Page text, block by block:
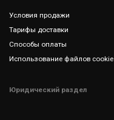
Условия продажи
Тарифы доставки
Способы оплаты
Использование файлов cookie
Юридический раздел